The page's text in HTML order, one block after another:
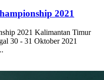
2021
2021 Kalimantan Timur
30 - 31 Oktober 2021